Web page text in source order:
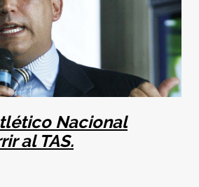
Nacional
al TAS.